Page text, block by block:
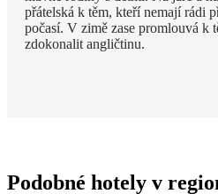
přátelská k těm, kteří nemají rádi
počasí. V zimě zase promlouvá k
zdokonalit angličtinu.
Podobné hotely v